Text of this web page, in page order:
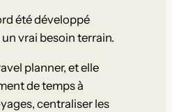
été développé
vrai besoin terrain.
planner, et elle
de temps à
centraliser les